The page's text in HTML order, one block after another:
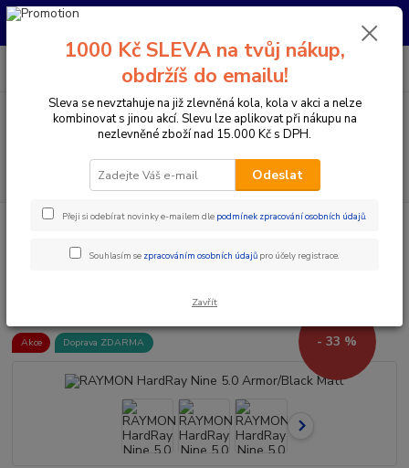
Pro nachystání kola / doplňků na prodejně si prosím zavolejte dopředu.
Menu
CZK
PO-PÁ 10:00-17:00 | SO: 9:00-12:00
Jízdní kola Horská kola
Horská kola s předním odpružením 29"
Armor/Black Matt
Akce Doprava ZDARMA - 33 %
1000 Kč SLEVA na tvůj nákup,
obdržíš do emailu!
Sleva se nevztahuje na již zlevněná kola, kola v akci a nelze
kombinovat s jinou akcí. Slevu lze aplikovat při nákupu na
nezlevněné zboží nad 15.000 Kč s DPH.
Odeslat
Přeji si odebírat novinky e-mailem dle podmínek zpracování osobních údajů.
Souhlasím se zpracováním osobních údajů pro účely registrace.
Zavřít